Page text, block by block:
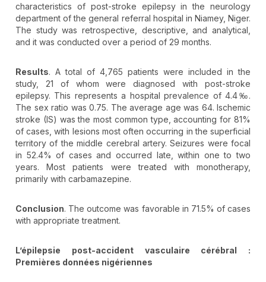
characteristics of post-stroke epilepsy in the neurology
department of the general referral hospital in Niamey, Niger.
The study was retrospective, descriptive, and analytical,
and it was conducted over a period of 29 months.
Results. A total of 4,765 patients were included in the
study, 21 of whom were diagnosed with post-stroke
epilepsy. This represents a hospital prevalence of 4.4‰.
The sex ratio was 0.75. The average age was 64. Ischemic
stroke (IS) was the most common type, accounting for 81%
of cases, with lesions most often occurring in the superficial
territory of the middle cerebral artery. Seizures were focal
in 52.4% of cases and occurred late, within one to two
years. Most patients were treated with monotherapy,
primarily with carbamazepine.
Conclusion. The outcome was favorable in 71.5% of cases
with appropriate treatment.
L’épilepsie post-accident vasculaire cérébral :
Premières données nigériennes